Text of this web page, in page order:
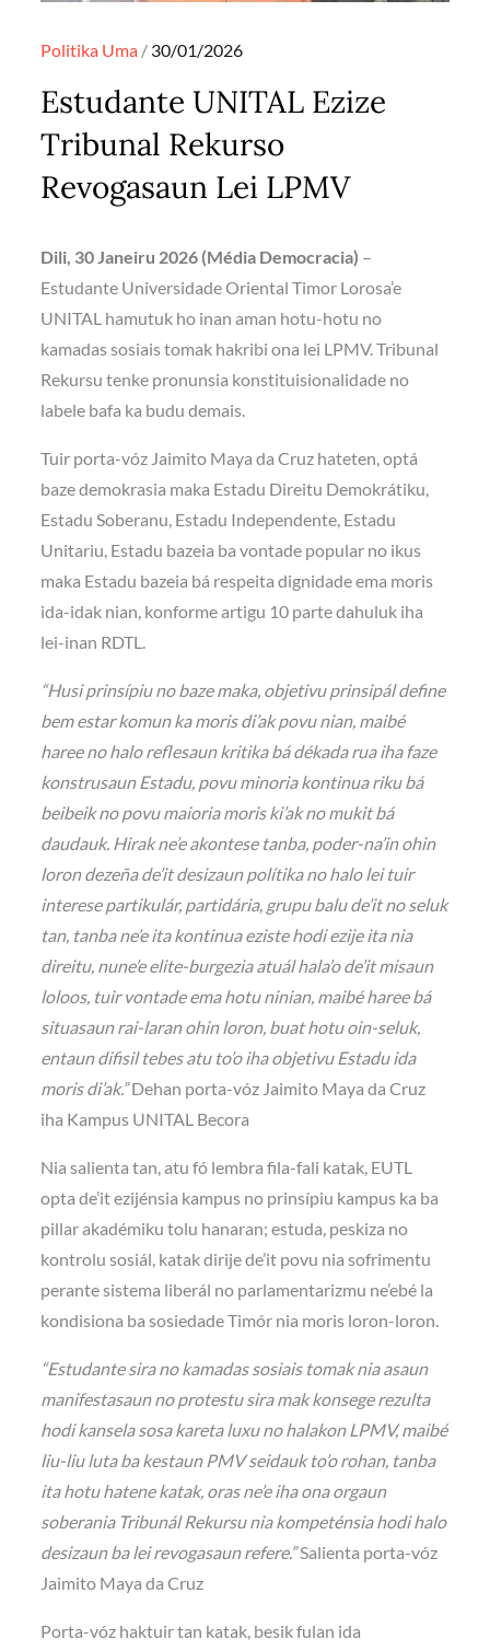
Politika Uma Posted
30/01/2026
Estudante UNITAL Ezize
Tribunal Rekurso
Revogasaun Lei LPMV
Dili, 30 Janeiru 2026 (Média Democracia) –
Estudante Universidade Oriental Timor Lorosa’e
UNITAL hamutuk ho inan aman hotu-hotu no
kamadas sosiais tomak hakribi ona lei LPMV. Tribunal
Rekursu tenke pronunsia konstituisionalidade no
labele bafa ka budu demais.
Tuir porta-vóz Jaimito Maya da Cruz hateten, optá
baze demokrasia maka Estadu Direitu Demokrátiku,
Estadu Soberanu, Estadu Independente, Estadu
Unitariu, Estadu bazeia ba vontade popular no ikus
maka Estadu bazeia bá respeita dignidade ema moris
ida-idak nian, konforme artigu 10 parte dahuluk iha
lei-inan RDTL.
“Husi prinsípiu no baze maka, objetivu prinsipál define
bem estar komun ka moris di’ak povu nian, maibé
haree no halo reflesaun kritika bá dékada rua iha faze
konstrusaun Estadu, povu minoria kontinua riku bá
beibeik no povu maioria moris ki’ak no mukit bá
daudauk. Hirak ne’e akontese tanba, poder-na’in ohin
loron dezeña de’it desizaun polítika no halo lei tuir
interese partikulár, partidária, grupu balu de’it no seluk
tan, tanba ne’e ita kontinua eziste hodi ezije ita nia
direitu, nune’e elite-burgezia atuál hala’o de’it misaun
loloos, tuir vontade ema hotu ninian, maibé haree bá
situasaun rai-laran ohin loron, buat hotu oin-seluk,
entaun difisil tebes atu to’o iha objetivu Estadu ida
moris di’ak.”Dehan porta-vóz Jaimito Maya da Cruz
iha Kampus UNITAL Becora
Nia salienta tan, atu fó lembra fila-fali katak, EUTL
opta de’it ezijénsia kampus no prinsípiu kampus ka ba
pillar akadémiku tolu hanaran; estuda, peskiza no
kontrolu sosiál, katak dirije de’it povu nia sofrimentu
perante sistema liberál no parlamentarizmu ne’ebé la
kondisiona ba sosiedade Timór nia moris loron-loron.
“Estudante sira no kamadas sosiais tomak nia asaun
manifestasaun no protestu sira mak konsege rezulta
hodi kansela sosa kareta luxu no halakon LPMV, maibé
liu-liu luta ba kestaun PMV seidauk to’o rohan, tanba
ita hotu hatene katak, oras ne’e iha ona orgaun
soberania Tribunál Rekursu nia kompeténsia hodi halo
desizaun ba lei revogasaun refere.”Salienta porta-vóz
Jaimito Maya da Cruz
Porta-vóz haktuir tan katak, besik fulan ida